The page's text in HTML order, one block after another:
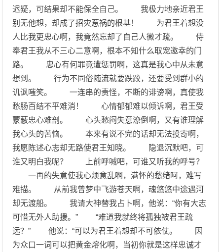
迟疑，可结果却不能保全自己。 我极力地亲近君王
别无他想，却成了招灾惹祸的根基！ 为君王着想没
人比我更忠心啊，我竟然忘却了自己人微才疏。 侍
奉君王我从不三心二意啊，根本不知什么取宠邀幸的门
路。 忠心有何罪竟遭惩罚啊，这真是我心中从未意
想到。 行为不同俗随流就要跌跤，还要受到群小的
讥讽嗤笑。 一连串的责怪，不断的诽谤啊，真使我
愁肠百结不平难消！ 心情郁郁难以倾诉啊，君王受
蒙蔽忠心难剖。 心头愁闷失意潦倒啊，又有谁理解
我心头的苦恼。 本来有说不完的话却无法投寄啊，
我愿陈述心志却无路使君王知晓。 隐退沉默吧，可
谁又明白我呢？ 上前呼喊吧，可谁又听我的呼号？
一再的失意使我心烦意乱啊，满怀的愁绪呵，难写
难描。 从前我曾梦中飞游苍天啊，魂悠悠中途遇河
却无渡船。 我请大神替我占卜啊，他说：“你有大志
可惜无外人助援。” “难道我就终将孤独被君王疏
远？” 他说：“可以为君王着想却不可依仗。 因
为众口一词可以把黄金熔化啊，当初你就是这样忠诚才